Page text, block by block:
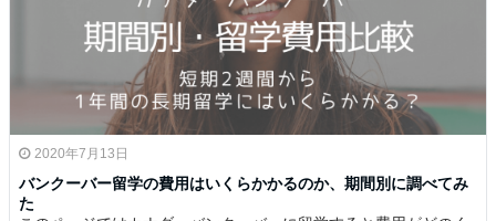
2020年7月13日
バンクーバー留学の費用はいくらかかるのか、期間別に調べてみ
た